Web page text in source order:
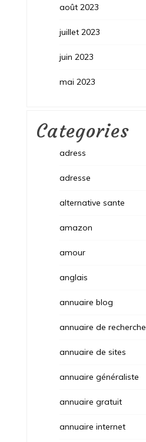
août 2023
juillet 2023
juin 2023
mai 2023
Categories
adress
adresse
alternative sante
amazon
amour
anglais
annuaire blog
annuaire de recherche
annuaire de sites
annuaire généraliste
annuaire gratuit
annuaire internet